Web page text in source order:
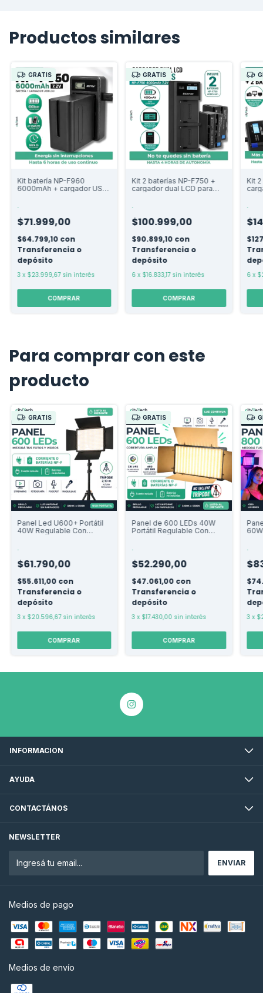
Productos similares
GRATIS
Kit batería NP-F960
6000mAh + cargador USB
$71.999,00
$64.799,10 con
Transferencia o
depósito
3 x $23.999,67 sin interés
COMPRAR
GRATIS
Kit 2 baterías NP-F750 +
cargador dual LCD para
$100.999,00
$90.899,10 con
Transferencia o
depósito
6 x $16.833,17 sin interés
COMPRAR
Kit
6 x
Para comprar con este
producto
GRATIS
Panel Led U600+ Portátil
40W Regulable Con
$61.790,00
$55.611,00 con
Transferencia o
depósito
3 x $20.596,67 sin interés
GRATIS
Panel de 600 LEDs 40W
Portátil Regulable Con
$52.290,00
$47.061,00 con
Transferencia o
depósito
3 x $17.430,00 sin interés 3 x
INFORMACION
AYUDA
CONTACTÁNOS
NEWSLETTER
Medios de pago
Medios de envío